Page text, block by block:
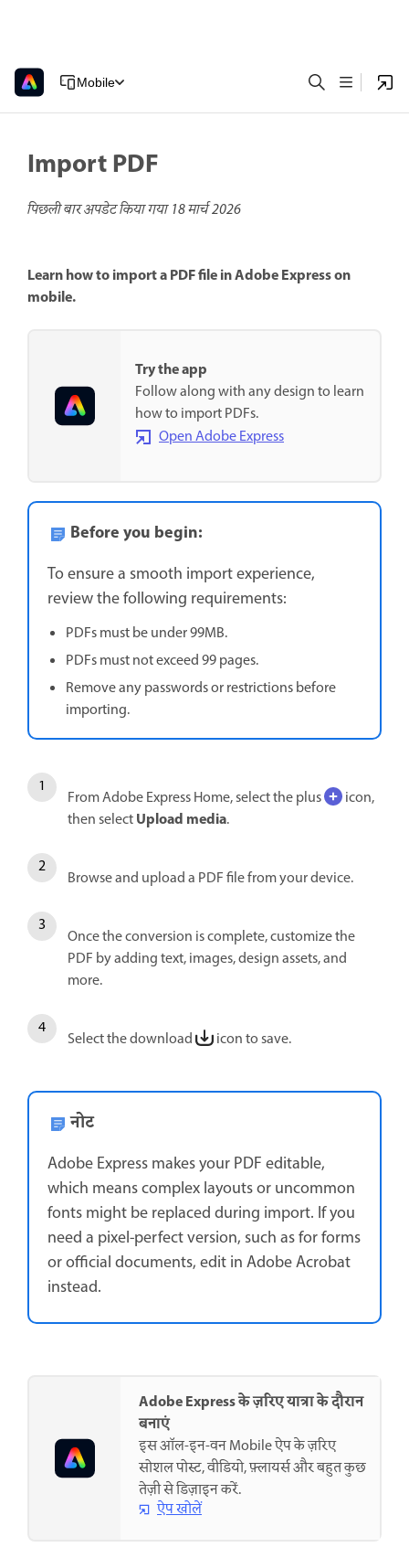
Mobile
Import PDF
पिछली बार अपडेट किया गया18 मार्च 2026
Learn how to import a PDF file in Adobe Express on
mobile.
Try the app
Follow along with any design to learn
how to import PDFs.
Open Adobe Express
Before you begin:
To ensure a smooth import experience,
review the following requirements:
PDFs must be under 99MB.
PDFs must not exceed 99 pages.
Remove any passwords or restrictions before
importing.
From Adobe Express Home, select the plus
icon,
then selectUpload media.
Browse and upload a PDF file from your device.
Once the conversion is complete, customize the
PDF by adding text, images, design assets, and
more.
Select the download icon to save.
नोट
Adobe Express makes your PDF editable,
which means complex layouts or uncommon
fonts might be replaced during import. If you
need a pixel-perfect version, such as for forms
or official documents, edit in Adobe Acrobat
instead.
Adobe Express के ज़रिए यात्रा के दौरान
बनाएं
इस ऑल-इन-वन Mobile ऐप के ज़रिए
सोशल पोस्ट, वीडियो, फ़्लायर्स और बहुत कुछ
तेज़ी से डिज़ाइन करें.
ऐप खोलें